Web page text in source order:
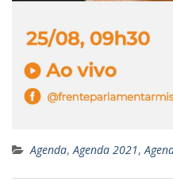
Agenda,Agenda 2021,